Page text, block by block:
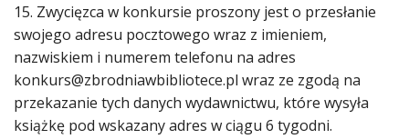
15. Zwycięzca w konkursie proszony jest o przesłanie
swojego adresu pocztowego wraz z imieniem,
nazwiskiem i numerem telefonu na adres
konkurs@zbrodniawbibliotece.pl wraz ze zgodą na
przekazanie tych danych wydawnictwu, które wysyła
książkę pod wskazany adres w ciągu 6 tygodni.